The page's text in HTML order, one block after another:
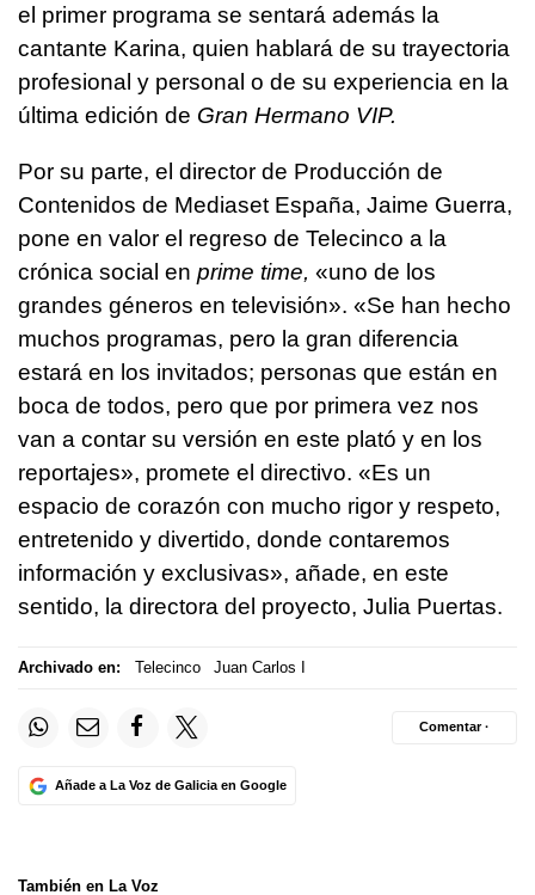
el primer programa se sentará además la
cantante Karina, quien hablará de su trayectoria
profesional y personal o de su experiencia en la
última edición de Gran Hermano VIP.
Por su parte, el director de Producción de
Contenidos de Mediaset España, Jaime Guerra,
pone en valor el regreso de Telecinco a la
crónica social en prime time, «uno de los
grandes géneros en televisión». «Se han hecho
muchos programas, pero la gran diferencia
estará en los invitados; personas que están en
boca de todos, pero que por primera vez nos
van a contar su versión en este plató y en los
reportajes», promete el directivo. «Es un
espacio de corazón con mucho rigor y respeto,
entretenido y divertido, donde contaremos
información y exclusivas», añade, en este
sentido, la directora del proyecto, Julia Puertas.
Archivado en: Telecinco Juan Carlos I
Añade a La Voz de Galicia en Google
Comentar ·
También en La Voz